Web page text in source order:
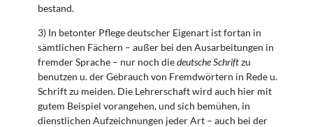
bestand.
3) In betonter Pflege deutscher Eigenart ist fortan in
sämtlichen Fächern – außer bei den Ausarbeitungen in
fremder Sprache – nur noch diedeutsche Schriftzu
benutzen u. der Gebrauch von Fremdwörtern in Rede u.
Schrift zu meiden. Die Lehrerschaft wird auch hier mit
gutem Beispiel vorangehen, und sich bemühen, in
dienstlichen Aufzeichnungen jeder Art – auch bei der